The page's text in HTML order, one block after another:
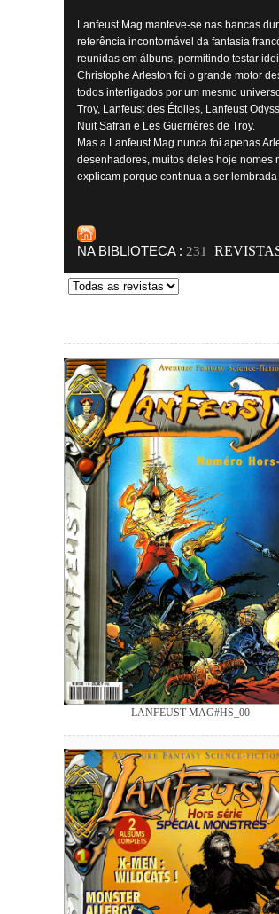
Lanfeust Mag manteve-se nas bancas
referência incontornável da fantasia
reunidas em álbuns, permitindo testar
Christophe Arleston foi o grande motor
todos interligados por um mesmo
Troy, Lanfeust des Étoiles, Lanfeust
Nuit Safran e Les Guerrières de Troy.
Mas a Lanfeust Mag nunca foi apenas
desenhadores, muitos deles hoje nomes
explicam porque continua a ser
NA BIBLIOTECA : 231
LANFEUST MAG#HS_00